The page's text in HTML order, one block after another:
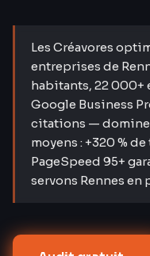
Les Créavores
entreprises de
habitants, 22 000+
Google Business
citations —
moyens : +320 %
PageSpeed 95+
servons Rennes en